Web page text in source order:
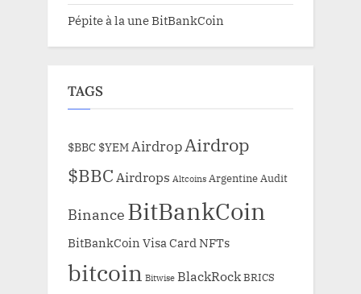
Pépite à la une BitBankCoin
TAGS
$BBC $YEMAirdropAirdrop
$BBCAirdrops Altcoins ArgentineAudit
Binance BitBankCoin
BitBankCoin Visa Card NFTs
bitcoin Bitwise BlackRockBRICS